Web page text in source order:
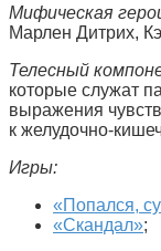
Мифическая
Марлен Дитрих,
Телесный
которые служат
выражения
к желудочно-
Игры:
«Попался,
«Скандал»;